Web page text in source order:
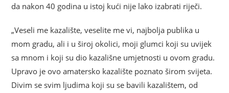
da nakon 40 godina u istoj kući nije lako izabrati riječi.
„Veseli me kazalište, veselite me vi, najbolja publika u
mom gradu, ali i u široj okolici, moji glumci koji su uvijek
sa mnom i koji su dio kazališne umjetnosti u ovom gradu.
Upravo je ovo amatersko kazalište poznato širom svijeta.
Divim se svim ljudima koji su se bavili kazalištem, od